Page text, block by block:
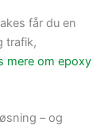
får du en
trafik,
mere om epoxy
– og